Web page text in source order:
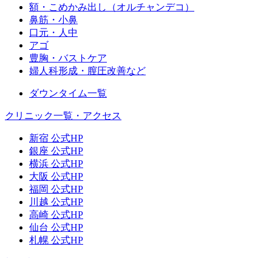
額・こめかみ出し（オルチャンデコ）
鼻筋・小鼻
口元・人中
アゴ
豊胸・バストケア
婦人科形成・膣圧改善など
ダウンタイム一覧
クリニック一覧・アクセス
新宿 公式HP
銀座 公式HP
横浜 公式HP
大阪 公式HP
福岡 公式HP
川越 公式HP
高崎 公式HP
仙台 公式HP
札幌 公式HP